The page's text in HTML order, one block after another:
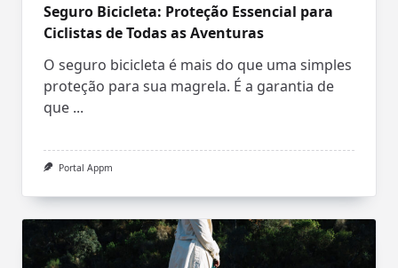
Seguro Bicicleta: Proteção Essencial para
Ciclistas de Todas as Aventuras
O seguro bicicleta é mais do que uma simples
proteção para sua magrela. É a garantia de
que ...
Portal Appm